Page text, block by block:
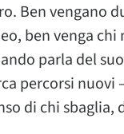
Ben vengano
ben venga chi
parla del
percorsi
di chi